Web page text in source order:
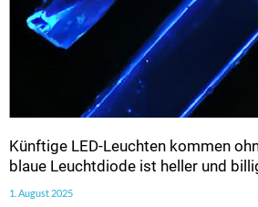
Künftige LED-Leuchten kommen
blaue Leuchtdiode ist heller und
1. August 2025